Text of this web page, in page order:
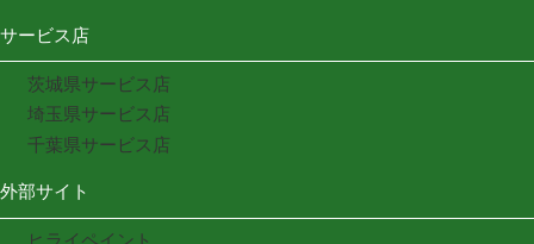
サービス店
茨城県サービス店
埼玉県サービス店
千葉県サービス店
外部サイト
ヒライペイント